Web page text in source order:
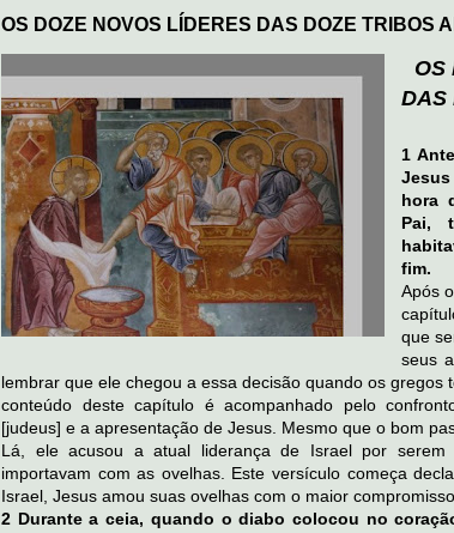
OS DOZE NOVOS LÍDERES DAS DOZE TRIBOS
OS
DAS
1
hora
Pai,
fim.
Após
que
seus
lembrar que ele chegou a essa decisão quando os gregos
conteúdo deste capítulo é acompanhado pelo
[judeus] e a apresentação de Jesus. Mesmo que o bom
Lá, ele acusou a atual liderança de Israel por
importavam com as ovelhas. Este versículo começa
Israel, Jesus amou suas ovelhas com o maior
2 Durante a ceia, quando o diabo colocou no